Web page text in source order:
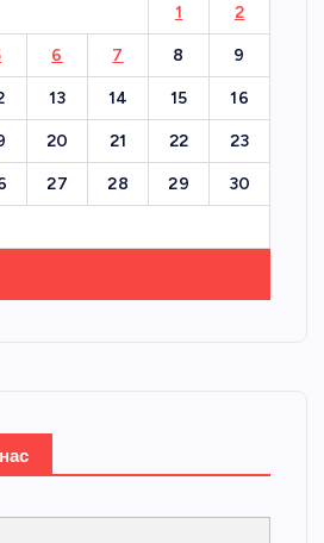
1 2
6 7 8 9
13 14 15 16
20 21 22 23
27 28 29 30